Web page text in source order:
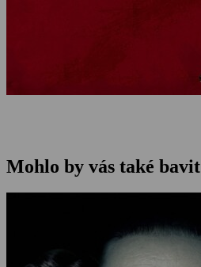
Mohlo by vás také bavit